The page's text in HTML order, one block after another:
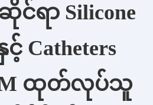
ရာ Silicone
င့် Catheters
ထုတ်လုပ်သူ